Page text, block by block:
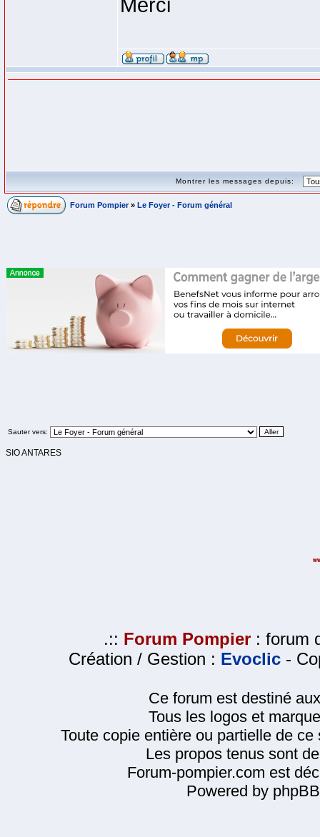
Merci
Montrer les messages depuis:
Forum Pompier » Le Foyer - Forum général
Sauter vers:
SIO ANTARES
.:: Forum Pompier : forum
Création / Gestion : Evoclic -
Ce forum est destiné
Tous les logos et
Toute copie entière ou partielle de
Les propos tenus sont
Forum-pompier.com est
Powered by